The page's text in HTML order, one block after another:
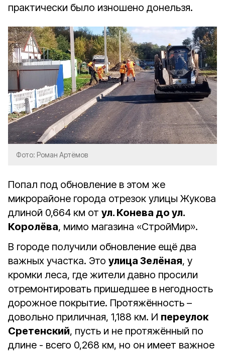
практически было изношено донельзя.
Фото: Роман Артёмов
Попал под обновление в этом же
микрорайоне города отрезок улицы Жукова
длиной 0,664 км от ул. Конева до ул.
Королёва, мимо магазина «СтройМир».
В городе получили обновление ещё два
важных участка. Это улица Зелёная, у
кромки леса, где жители давно просили
отремонтировать пришедшее в негодность
дорожное покрытие. Протяжённость –
довольно приличная, 1,188 км. И переулок
Сретенский, пусть и не протяжённый по
длине - всего 0,268 км, но он имеет важное